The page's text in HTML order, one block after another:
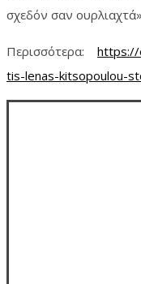
σχεδόν σαν
Περισσότερα: https://
tis-lenas-kitsopoulou-